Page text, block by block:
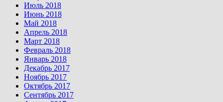
Июль 2018
Июнь 2018
Май 2018
Апрель 2018
Март 2018
Февраль 2018
Январь 2018
Декабрь 2017
Ноябрь 2017
Октябрь 2017
Сентябрь 2017